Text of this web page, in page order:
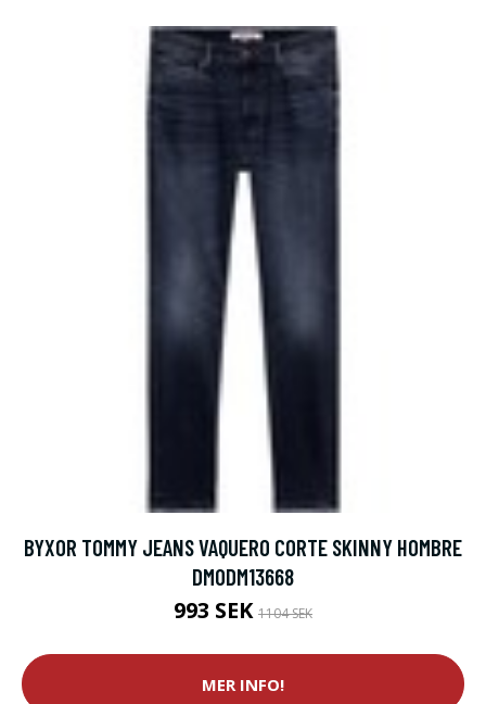
BYXOR TOMMY JEANS VAQUERO CORTE SKINNY HOMBRE
DM0DM13668
993 SEK 1104 SEK
MER INFO!